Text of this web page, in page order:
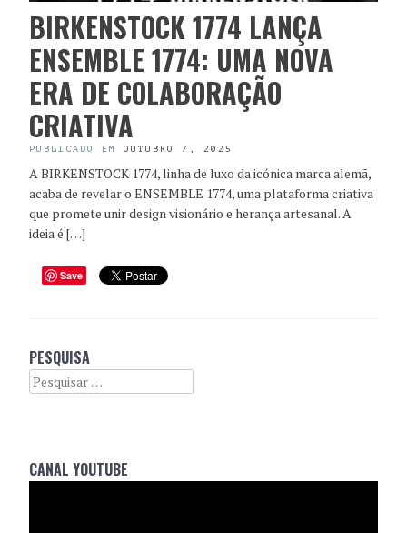
BIRKENSTOCK 1774 LANÇA
ENSEMBLE 1774: UMA NOVA
ERA DE COLABORAÇÃO
CRIATIVA
PUBLICADO EM OUTUBRO 7, 2025
A BIRKENSTOCK 1774, linha de luxo da icónica marca alemã,
acaba de revelar o ENSEMBLE 1774, uma plataforma criativa
que promete unir design visionário e herança artesanal. A
ideia é […]
Save
PESQUISA
Search
CANAL YOUTUBE